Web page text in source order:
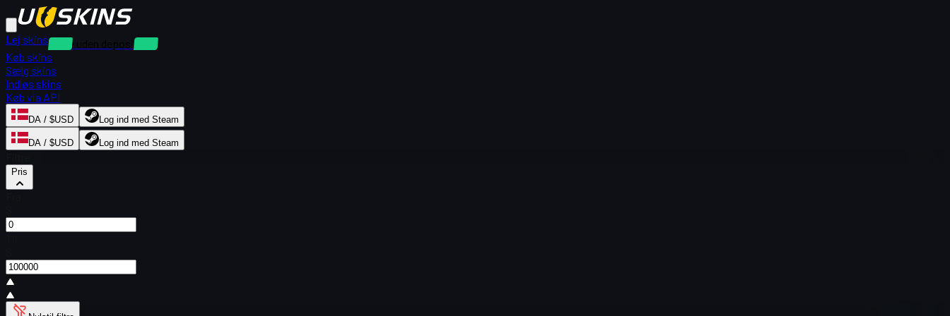
Lej skins
Leje uden depositum
Køb skins
Sælg skins
Indløs skins
Køb via API
DA / $USD Log ind med Steam
DA / $USD Log ind med Steam
Pris